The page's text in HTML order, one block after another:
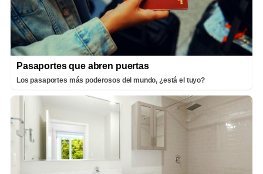
Pasaportes que abren puertas
Los pasaportes más poderosos del mundo, ¿está el tuyo?